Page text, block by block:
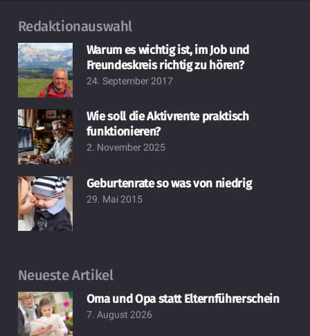
Redaktionauswahl
Warum es wichtig ist, im Job und
Freundeskreis richtig zu hören?
24. September 2017
Wie soll die Aktivrente praktisch
funktionieren?
2. November 2025
Geburtenrate so was von niedrig
29. Mai 2015
Neueste Artikel
Oma und Opa statt Elternführerschein
7. August 2026